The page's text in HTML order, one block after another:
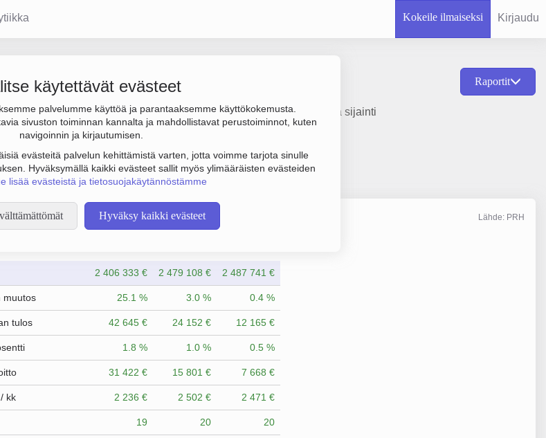
Kokeile ilmaiseksi Kirjaudu
käytettävät evästeet
palvelumme käyttöä ja parantaaksemme käyttökokemusta.
sivuston toiminnan kannalta ja mahdollistavat perustoiminnot, kuten
navigoinnin ja kirjautumisen.
evästeitä palvelun kehittämistä varten, jotta voimme tarjota sinulle
Hyväksymällä kaikki evästeet sallit myös ylimääräisten evästeiden
lisää evästeistä ja tietosuojakäytännöstämme
Hyväksy kaikki evästeet
Raportit
20. Sen päätoimiala on Ruokaravintolat, perustamisvuosi 2008 ja sijainti
Lähde: PRH
2 406 333 € 2 479 108 € 2 487 741 €
muutos 25.1 % 3.0 % 0.4 %
tulos 42 645 € 24 152 € 12 165 €
1.8 % 1.0 % 0.5 %
31 422 € 15 801 € 7 668 €
kk 2 236 € 2 502 € 2 471 €
19 20 20